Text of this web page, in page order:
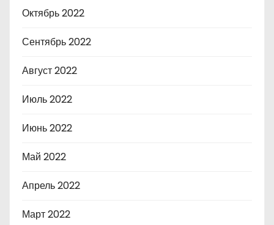
Октябрь 2022
Сентябрь 2022
Август 2022
Июль 2022
Июнь 2022
Май 2022
Апрель 2022
Март 2022